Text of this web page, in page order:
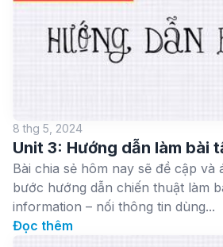
8 thg 5, 2024
Unit 3: Hướng dẫn làm bài
Bài chia sẻ hôm nay sẽ đề cập và
bước hướng dẫn chiến thuật làm
information – nối thông tin dùng...
Đọc thêm